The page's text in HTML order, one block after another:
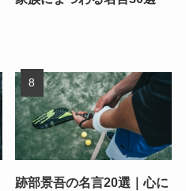
跡部景吾の名言20選｜心に